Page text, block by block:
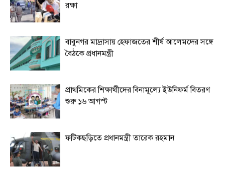
রক্ষা
বাবুনগর মাদ্রাসায় হেফাজতের শীর্ষ আলেমদের সঙ্গে
বৈঠকে প্রধানমন্ত্রী
প্রাথমিকের শিক্ষার্থীদের বিনামূল্যে ইউনিফর্ম বিতরণ
শুরু ১৬ আগস্ট
ফটিকছড়িতে প্রধানমন্ত্রী তারেক রহমান